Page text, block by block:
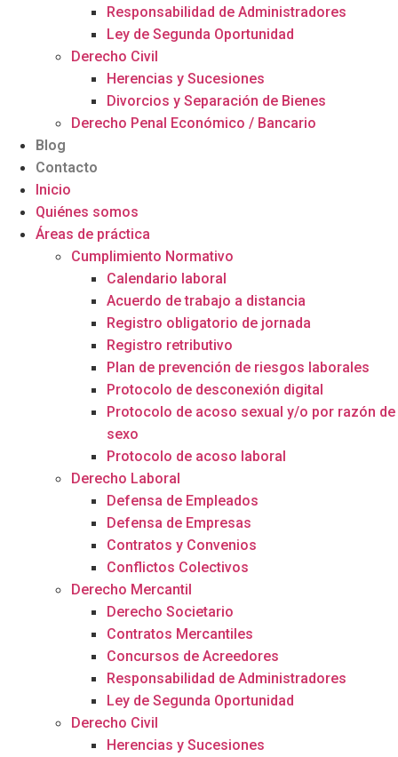
Responsabilidad de Administradores
Ley de Segunda Oportunidad
Derecho Civil
Herencias y Sucesiones
Divorcios y Separación de Bienes
Derecho Penal Económico / Bancario
Blog
Contacto
Inicio
Quiénes somos
Áreas de práctica
Cumplimiento Normativo
Calendario laboral
Acuerdo de trabajo a distancia
Registro obligatorio de jornada
Registro retributivo
Plan de prevención de riesgos laborales
Protocolo de desconexión digital
Protocolo de acoso sexual y/o por razón de
sexo
Protocolo de acoso laboral
Derecho Laboral
Defensa de Empleados
Defensa de Empresas
Contratos y Convenios
Conflictos Colectivos
Derecho Mercantil
Derecho Societario
Contratos Mercantiles
Concursos de Acreedores
Responsabilidad de Administradores
Ley de Segunda Oportunidad
Derecho Civil
Herencias y Sucesiones